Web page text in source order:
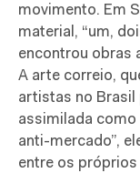
movimento. Em
material, “um,
encontrou obras
A arte correio,
artistas no Brasil
assimilada como
anti-mercado”,
entre os